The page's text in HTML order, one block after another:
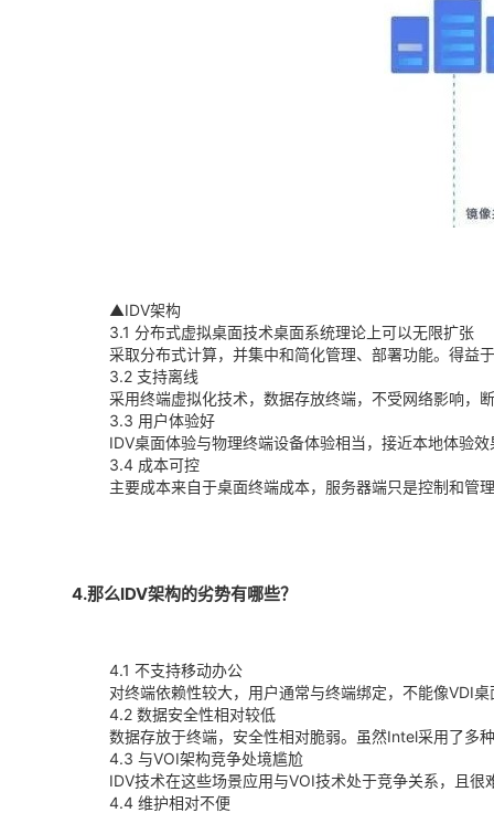
▲IDV架构
3.1 分布式虚拟桌面技术桌面系统理论上可以无限扩张
采取分布式计算，并集中和简化管理、部署功能。得益
3.2 支持离线
采用终端虚拟化技术，数据存放终端，不受网络影响，
3.3 用户体验好
IDV桌面体验与物理终端设备体验相当，接近本地体验效
3.4 成本可控
主要成本来自于桌面终端成本，服务器端只是控制和管
4.那么IDV架构的劣势有哪些？
4.1 不支持移动办公
对终端依赖性较大，用户通常与终端绑定，不能像VDI
4.2 数据安全性相对较低
数据存放于终端，安全性相对脆弱。虽然Intel采用了多
4.3 与VOI架构竞争处境尴尬
IDV技术在这些场景应用与VOI技术处于竞争关系，且
4.4 维护相对不便